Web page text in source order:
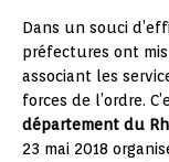
Dans un souci
préfectures ont
associant les
forces de l’ordre.
département du
23 mai 2018